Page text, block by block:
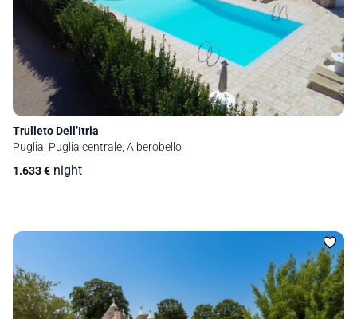
Trulleto Dell’Itria
Puglia, Puglia centrale, Alberobello
1.633€ night